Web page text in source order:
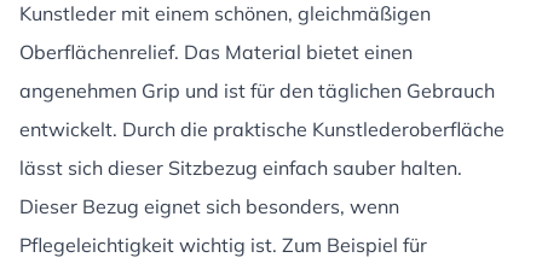
Kunstleder mit einem schönen, gleichmäßigen
Oberflächenrelief. Das Material bietet einen
angenehmen Grip und ist für den täglichen Gebrauch
entwickelt. Durch die praktische Kunstlederoberfläche
lässt sich dieser Sitzbezug einfach sauber halten.
Dieser Bezug eignet sich besonders, wenn
Pflegeleichtigkeit wichtig ist. Zum Beispiel für